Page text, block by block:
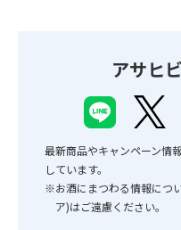
アサヒ
最新商品やキャンペーン情
しています。
※お酒にまつわる情報につ
ア)はご遠慮ください。